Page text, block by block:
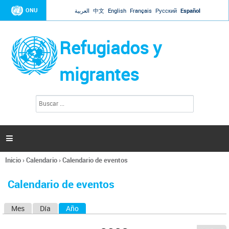
Jump to navigation
ONU العربية 中文 English Français Русский Español
Refugiados y
migrantes
l
s

Se
usted
Inicio›Calendario›Calendario de eventos
Calendario de eventos
Mes Día Año